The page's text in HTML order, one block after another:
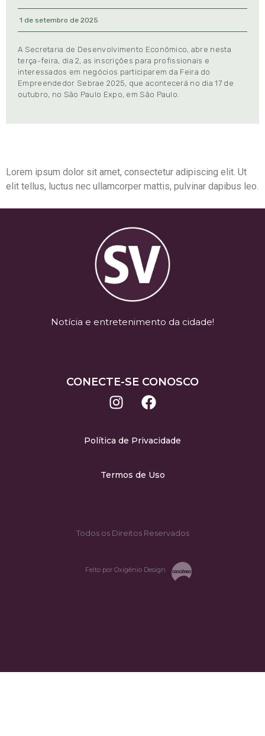
1 de setembro de 2025
A Secretaria de Desenvolvimento Econômico, abre nesta
terça-feira, dia 2, as inscrições para profissionais e
interessados em negócios participarem da Feira do
Empreendedor Sebrae 2025, que acontecerá no dia 17 de
outubro, no São Paulo Expo, em São Paulo.
Lorem ipsum dolor sit amet, consectetur adipiscing elit. Ut
elit tellus, luctus nec ullamcorper mattis, pulvinar dapibus leo.
Notícia e entretenimento da cidade!
CONECTE-SE CONOSCO
Política de Privacidade
Termos de Uso
Todos os Direitos Reservados
Feito por Oxigênio Design